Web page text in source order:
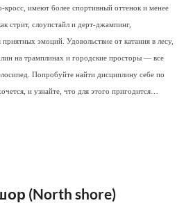
кросс, имеют более спортивный оттенок и менее
стрит, слоупстайл и дерт-джампинг,
эмоций. Удовольствие от катания в лесу,
на трамплинах и городские просторы — все
Попробуйте найти дисциплину себе по
и узнайте, что для этого пригодится…
(North shore)